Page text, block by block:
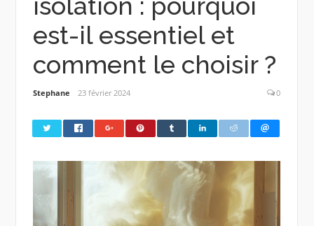
isolation : pourquoi
est-il essentiel et
comment le choisir ?
Stephane 23 février 2024 0